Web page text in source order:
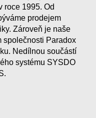
roce 1995. Od
prodejem
Zároveň je naše
společnosti Paradox
Nedílnou součástí
systému SYSDO